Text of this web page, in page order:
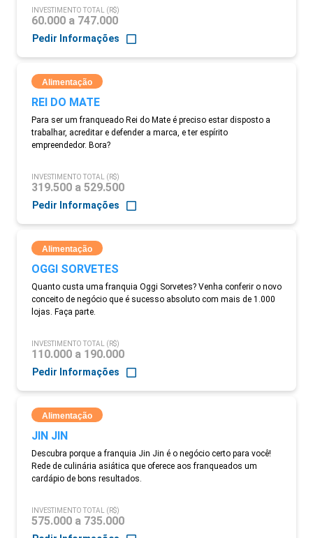
INVESTIMENTO TOTAL (R$)
60.000 a 747.000
Pedir Informações
Alimentação
REI DO MATE
Para ser um franqueado Rei do Mate é preciso estar disposto a
trabalhar, acreditar e defender a marca, e ter espírito
empreendedor. Bora?
INVESTIMENTO TOTAL (R$)
319.500 a 529.500
Pedir Informações
Alimentação
OGGI SORVETES
Quanto custa uma franquia Oggi Sorvetes? Venha conferir o novo
conceito de negócio que é sucesso absoluto com mais de 1.000
lojas. Faça parte.
INVESTIMENTO TOTAL (R$)
110.000 a 190.000
Pedir Informações
Alimentação
JIN JIN
Descubra porque a franquia Jin Jin é o negócio certo para você!
Rede de culinária asiática que oferece aos franqueados um
cardápio de bons resultados.
INVESTIMENTO TOTAL (R$)
575.000 a 735.000